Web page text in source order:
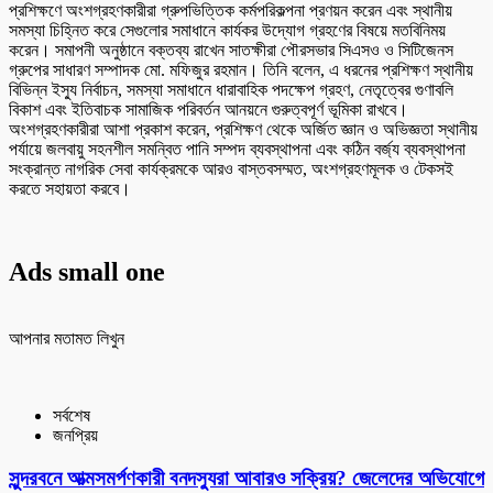
প্রশিক্ষণে অংশগ্রহণকারীরা গ্রুপভিত্তিক কর্মপরিকল্পনা প্রণয়ন করেন এবং স্থানীয়
সমস্যা চিহ্নিত করে সেগুলোর সমাধানে কার্যকর উদ্যোগ গ্রহণের বিষয়ে মতবিনিময়
করেন। সমাপনী অনুষ্ঠানে বক্তব্য রাখেন সাতক্ষীরা পৌরসভার সিএসও ও সিটিজেনস
গ্রুপের সাধারণ সম্পাদক মো. মফিজুর রহমান। তিনি বলেন, এ ধরনের প্রশিক্ষণ স্থানীয়
বিভিন্ন ইস্যু নির্বাচন, সমস্যা সমাধানে ধারাবাহিক পদক্ষেপ গ্রহণ, নেতৃত্বের গুণাবলি
বিকাশ এবং ইতিবাচক সামাজিক পরিবর্তন আনয়নে গুরুত্বপূর্ণ ভূমিকা রাখবে।
অংশগ্রহণকারীরা আশা প্রকাশ করেন, প্রশিক্ষণ থেকে অর্জিত জ্ঞান ও অভিজ্ঞতা স্থানীয়
পর্যায়ে জলবায়ু সহনশীল সমন্বিত পানি সম্পদ ব্যবস্থাপনা এবং কঠিন বর্জ্য ব্যবস্থাপনা
সংক্রান্ত নাগরিক সেবা কার্যক্রমকে আরও বাস্তবসম্মত, অংশগ্রহণমূলক ও টেকসই
করতে সহায়তা করবে।
Ads small one
আপনার মতামত লিখুন
সর্বশেষ
জনপ্রিয়
সুন্দরবনে আত্মসমর্পণকারী বনদস্যুরা আবারও সক্রিয়? জেলেদের অভিযোগে